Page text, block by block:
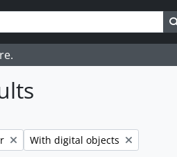
Remove filter:
With digital objects